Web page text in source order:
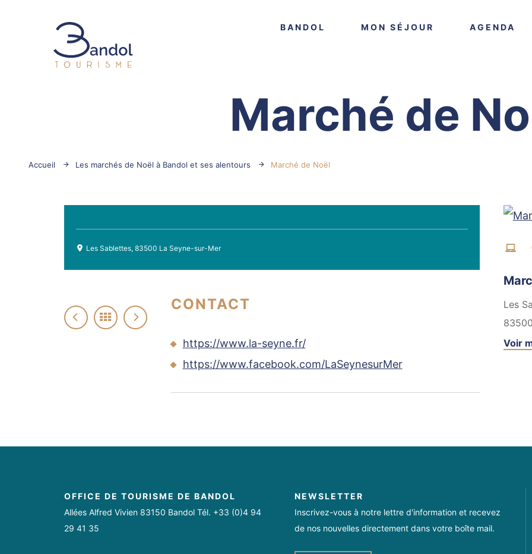
BANDOL VOIR PLUSMON SÉJOUR VOIR PLUSAGENDA
Marché de
Accueil Les marchés de Noël à Bandol et ses alentours Marché de Noël
Les Sablettes, 83500 La Seyne-sur-Mer
CONTACT
https://www.la-seyne.fr/
https://www.facebook.com/LaSeynesurMer
Les
83500
Voir
OFFICE DE TOURISME DE BANDOL
Allées Alfred Vivien 83150 Bandol Tél. +33 (0)4 94
29 41 35
NEWSLETTER
Inscrivez-vous à notre lettre d'information et recevez
de nos nouvelles directement dans votre boîte mail.